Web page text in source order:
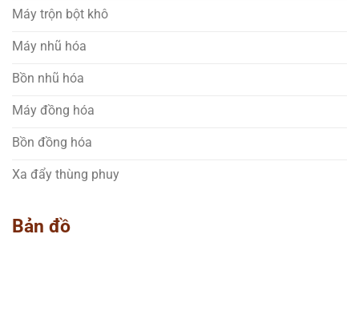
Máy trộn bột khô
Máy nhũ hóa
Bồn nhũ hóa
Máy đồng hóa
Bồn đồng hóa
Xa đẩy thùng phuy
Bản đồ